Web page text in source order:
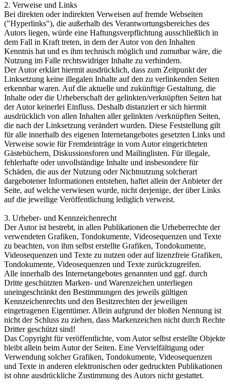
2. Verweise und Links
Bei direkten oder indirekten Verweisen auf fremde Webseiten
("Hyperlinks"), die außerhalb des Verantwortungsbereiches des
Autors liegen, würde eine Haftungsverpflichtung ausschließlich in
dem Fall in Kraft treten, in dem der Autor von den Inhalten
Kenntnis hat und es ihm technisch möglich und zumutbar wäre, die
Nutzung im Falle rechtswidriger Inhalte zu verhindern.
Der Autor erklärt hiermit ausdrücklich, dass zum Zeitpunkt der
Linksetzung keine illegalen Inhalte auf den zu verlinkenden Seiten
erkennbar waren. Auf die aktuelle und zukünftige Gestaltung, die
Inhalte oder die Urheberschaft der gelinkten/verknüpften Seiten hat
der Autor keinerlei Einfluss. Deshalb distanziert er sich hiermit
ausdrücklich von allen Inhalten aller gelinkten /verknüpften Seiten,
die nach der Linksetzung verändert wurden. Diese Feststellung gilt
für alle innerhalb des eigenen Internetangebotes gesetzten Links und
Verweise sowie für Fremdeinträge in vom Autor eingerichteten
Gästebüchern, Diskussionsforen und Mailinglisten. Für illegale,
fehlerhafte oder unvollständige Inhalte und insbesondere für
Schäden, die aus der Nutzung oder Nichtnutzung solcherart
dargebotener Informationen entstehen, haftet allein der Anbieter der
Seite, auf welche verwiesen wurde, nicht derjenige, der über Links
auf die jeweilige Veröffentlichung lediglich verweist.
3. Urheber- und Kennzeichenrecht
Der Autor ist bestrebt, in allen Publikationen die Urheberrechte der
verwendeten Grafiken, Tondokumente, Videosequenzen und Texte
zu beachten, von ihm selbst erstellte Grafiken, Tondokumente,
Videosequenzen und Texte zu nutzen oder auf lizenzfreie Grafiken,
Tondokumente, Videosequenzen und Texte zurückzugreifen.
Alle innerhalb des Internetangebotes genannten und ggf. durch
Dritte geschützten Marken- und Warenzeichen unterliegen
uneingeschränkt den Bestimmungen des jeweils gültigen
Kennzeichenrechts und den Besitzrechten der jeweiligen
eingetragenen Eigentümer. Allein aufgrund der bloßen Nennung ist
nicht der Schluss zu ziehen, dass Markenzeichen nicht durch Rechte
Dritter geschützt sind!
Das Copyright für veröffentlichte, vom Autor selbst erstellte Objekte
bleibt allein beim Autor der Seiten. Eine Vervielfältigung oder
Verwendung solcher Grafiken, Tondokumente, Videosequenzen
und Texte in anderen elektronischen oder gedruckten Publikationen
ist ohne ausdrückliche Zustimmung des Autors nicht gestattet.